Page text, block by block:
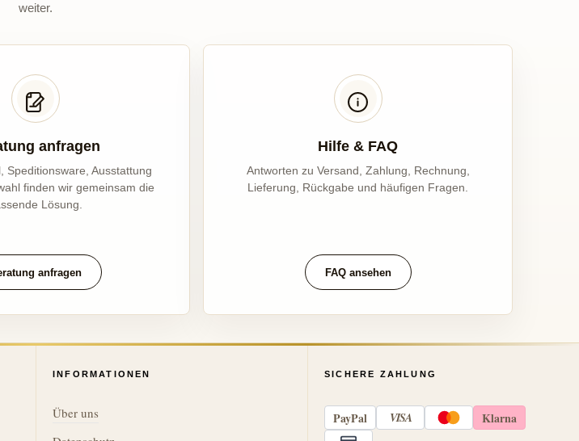
weiter.
anfragen
Speditionsware, Ausstattung
finden wir gemeinsam die
Lösung.
anfragen
Hilfe & FAQ
Antworten zu Versand, Zahlung, Rechnung,
Lieferung, Rückgabe und häufigen Fragen.
FAQ ansehen
INFORMATIONEN
Über uns
SICHERE ZAHLUNG
PayPal VISA Klarna